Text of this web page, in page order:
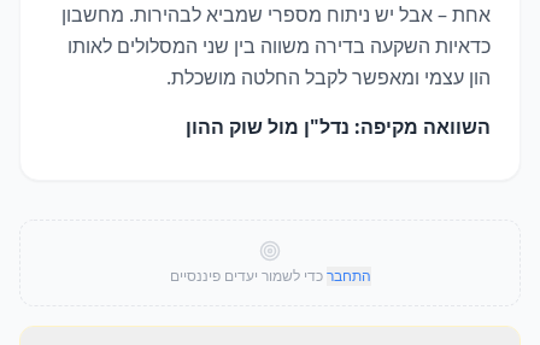
אחת – אבל יש ניתוח מספרי שמביא לבהירות. מחשבון
כדאיות השקעה בדירה משווה בין שני המסלולים לאותו
הון עצמי ומאפשר לקבל החלטה מושכלת.
השוואה מקיפה: נדל"ן מול שוק ההון
התחברכדי לשמור יעדים פיננסיים